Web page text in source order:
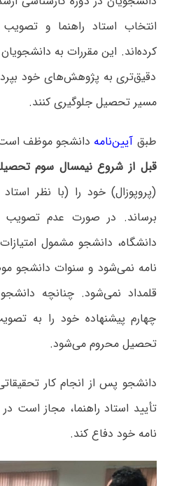
انتخاب استاد راهنما و تصویب
کرده‌اند. این مقررات به
دقیق‌تری به پژوهش‌های خود
مسیر تحصیل جلوگیری کنند.
طبق آیین‌نامه دانشجو موظف
قبل از شروع نیمسال سوم
(پروپوزال) خود را (با نظر
برساند. در صورت‌ عدم تصویب
قلمداد نمی‌شود. چنانچه
چهارم پیشنهاده خود را به
تحصیل محروم می‌شود.
دانشجو پس از انجام کار
تأیید استاد راهنما، مجاز است
نامه خود دفاع کند.